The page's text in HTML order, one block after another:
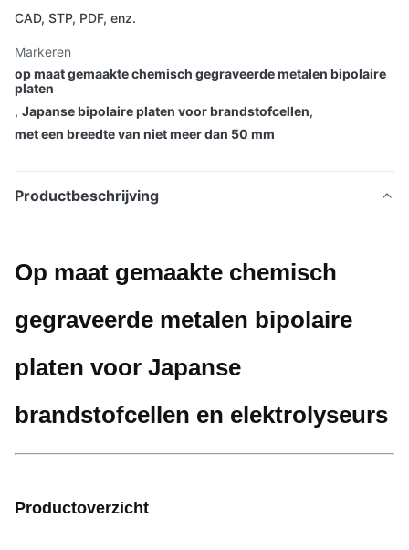
CAD, STP, PDF, enz.
Markeren
op maat gemaakte chemisch gegraveerde metalen bipolaire
platen
, Japanse bipolaire platen voor brandstofcellen,
met een breedte van niet meer dan 50 mm
Productbeschrijving
Op maat gemaakte chemisch
gegraveerde metalen bipolaire
platen voor Japanse
brandstofcellen en elektrolyseurs
Productoverzicht